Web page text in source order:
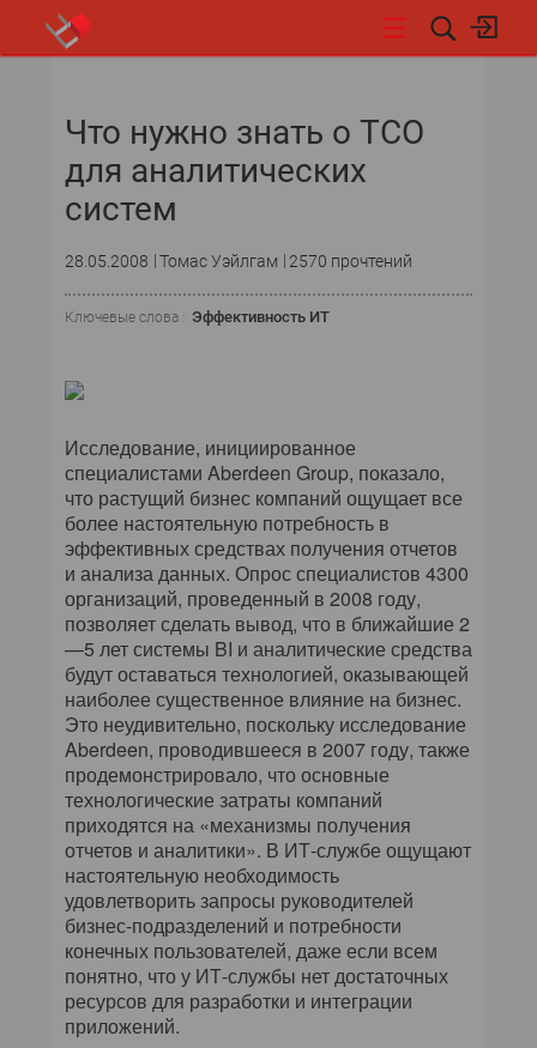
ОБ ИЗДАНИИ
Что нужно знать о TCO
для аналитических
систем
28.05.2008 Томас Уэйлгам 2570 прочтений
Ключевые слова : Эффективность ИТ
Исследование, инициированное
специалистами Aberdeen Group, показало,
что растущий бизнес компаний ощущает все
более настоятельную потребность в
эффективных средствах получения отчетов
и анализа данных. Опрос специалистов 4300
организаций, проведенный в 2008 году,
позволяет сделать вывод, что в ближайшие 2
—5 лет системы BI и аналитические средства
будут оставаться технологией, оказывающей
наиболее существенное влияние на бизнес.
Это неудивительно, поскольку исследование
Aberdeen, проводившееся в 2007 году, также
продемонстрировало, что основные
технологические затраты компаний
приходятся на «механизмы получения
отчетов и аналитики». В ИТ-службе ощущают
настоятельную необходимость
удовлетворить запросы руководителей
бизнес-подразделений и потребности
конечных пользователей, даже если всем
понятно, что у ИТ-службы нет достаточных
ресурсов для разработки и интеграции
приложений.